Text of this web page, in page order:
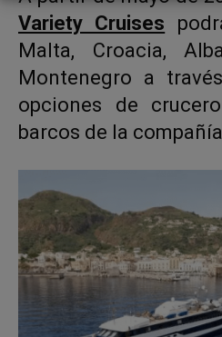
Variety Cruises
Malta, Croacia,
Montenegro a
opciones de
barcos de la